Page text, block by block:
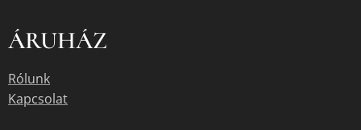
ÁRUHÁZ
Rólunk
Kapcsolat